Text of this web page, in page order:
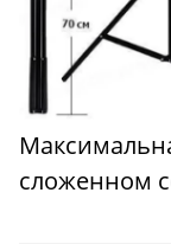
сложенном